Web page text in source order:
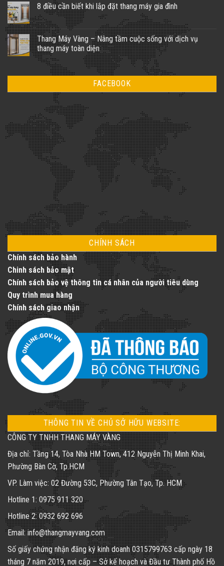
thang
máy
gia
đình
–
Quy
trình
thực
hiện
chuẩn
luận
ở
Danh
mục
bảo
trì
thang
máy
8 điều cần biết khi lắp đặt thang máy gia đình
Không
có
bình
luận
ở
8
điều
cần
khi
đình
Thang Máy Vàng – Nâng tầm cuộc sống với dịch vụ
thang máy toàn diện
Không
Thang
Nâng
tầm
cuộc
sống
với
dịch
vụ
thang
FACEBOOK
CHÍNH SÁCH
Chính sách bảo hành
Chinh sách bảo mật
Chính sách bảo vệ thông tin cá nhân của người tiêu dùng
Quy trình mua hàng
Chính sách giao nhận
THÔNG TIN VỀ CHỦ SỞ HỮU WEBSITE:
CÔNG TY TNHH THANG MÁY VÀNG
Địa chỉ: Tầng 14, Tòa Nhà HM Town, 412 Nguyễn Thị Minh Khai,
Phường Bàn Cờ, Tp.HCM
VP. Làm việc: 02 Đường 53C, Phường Tân Tạo, Tp. HCM
Hotline 1: 0975 911 320
Hotline 2: 0932 692 696
Email: info@thangmayvang.com
Số giấy chứng nhận đăng ký kinh doanh0315799763 cấp ngày 18
tháng 7 năm 2019, nơi cấp – Sở kế hoạch và Đầu tư Thành phố Hồ